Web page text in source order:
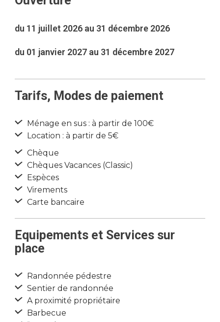
du 11 juillet 2026 au 31 décembre 2026
du 01 janvier 2027 au 31 décembre 2027
Tarifs, Modes de paiement
Ménage en sus : à partir de 100€
Location : à partir de 5€
Chèque
Chèques Vacances (Classic)
Espèces
Virements
Carte bancaire
Equipements et Services sur
place
Randonnée pédestre
Sentier de randonnée
A proximité propriétaire
Barbecue